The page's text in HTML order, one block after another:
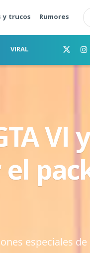
y trucos Rumores
VIRAL
VI y
especiales de